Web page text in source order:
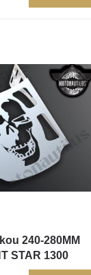
240-280MM
STAR 1300